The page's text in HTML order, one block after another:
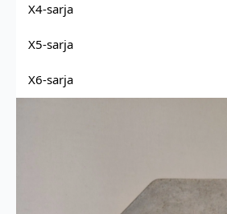
X4-sarja
X5-sarja
X6-sarja